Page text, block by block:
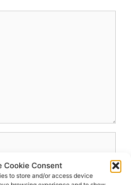
Cookie Consent
to store and/or access device